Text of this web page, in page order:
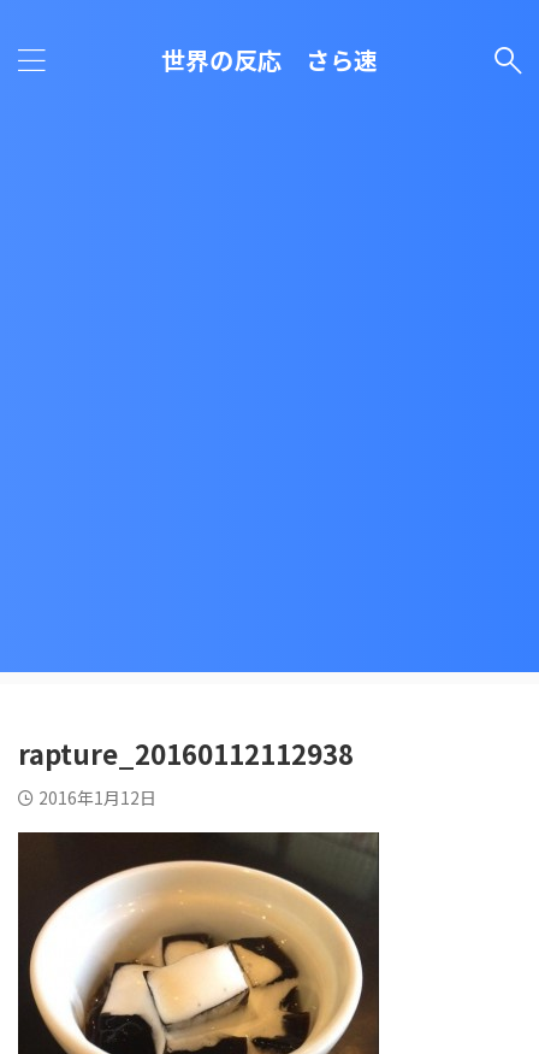
世界の反応 さら速
rapture_20160112112938
2016年1月12日